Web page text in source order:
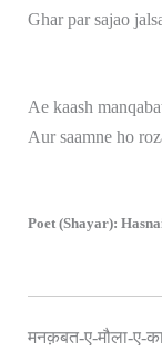
Ghar par sajao
Ae kaash
Aur saamne ho
Poet (Shayar):
मनक़बत-ए-मौला-ए-